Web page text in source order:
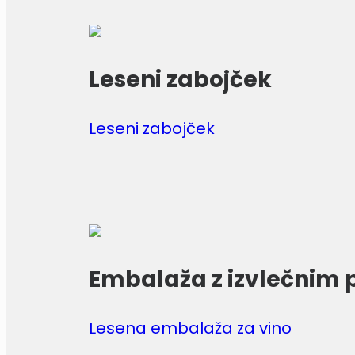
Leseni zabojček
Leseni zabojček
Embalaža z izvlečnim
Lesena embalaža za vino